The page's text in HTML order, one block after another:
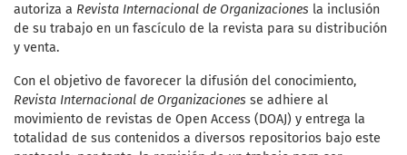
autoriza a Revista Internacional de Organizaciones la inclusión
de su trabajo en un fascículo de la revista para su distribución
y venta.
Con el objetivo de favorecer la difusión del conocimiento,
Revista Internacional de Organizaciones se adhiere al
movimiento de revistas de Open Access (DOAJ) y entrega la
totalidad de sus contenidos a diversos repositorios bajo este